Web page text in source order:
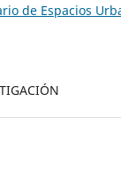
de Espacios